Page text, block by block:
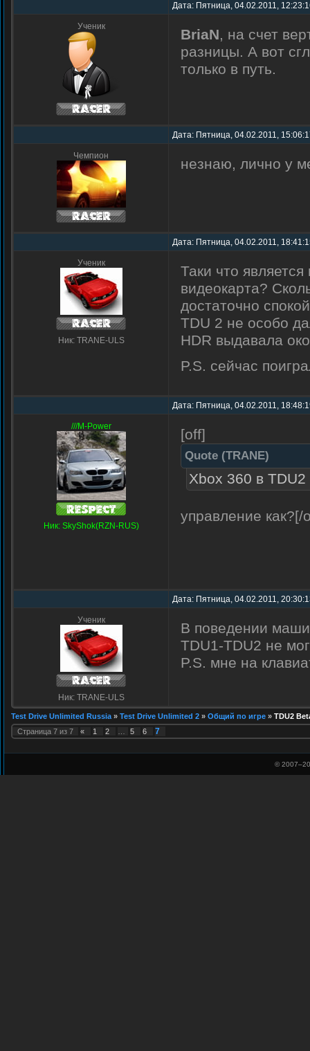
Дата: Пятница, 04.02.2011,
Ученик BriaN, на счет
разницы. А вот
только в путь.
Дата: Пятница, 04.02.2011,
Чемпион незнаю, лично у
Дата: Пятница, 04.02.2011,
Ученик
Ник: TRANE-ULS
Таки что
видеокарта?
достаточно
TDU 2 не особо
HDR выдавала
P.S. сейчас
Дата: Пятница, 04.02.2011,
///M-Power
Ник: SkyShok(RZN-RUS)
[off]
Quote (TRANE)
Xbox 360 в TDU2
управление как?[/
Дата: Пятница, 04.02.2011,
Ученик
Ник: TRANE-ULS
В поведении
TDU1-TDU2 не
P.S. мне на
Test Drive Unlimited Russia » Test Drive Unlimited 2 » Общий по игре » TDU2
Страница 7 из 7 « 1 2 5 6 7
© 2007–